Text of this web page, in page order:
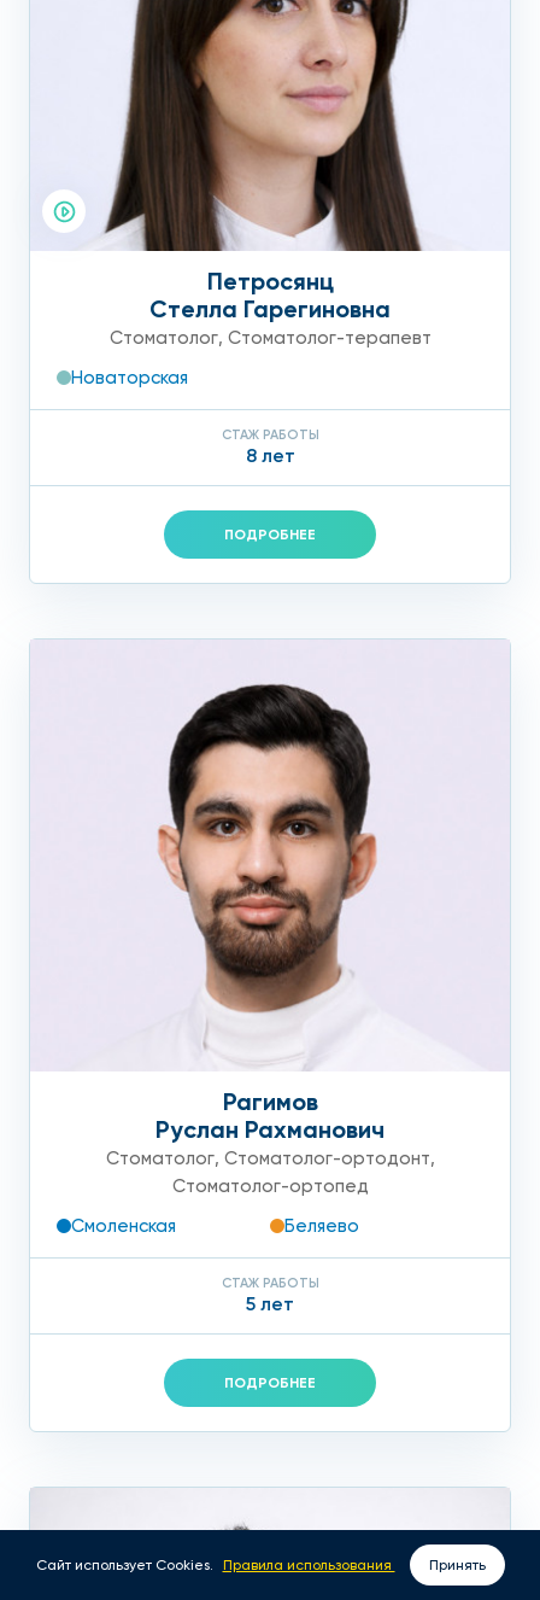
Петросянц
Стелла Гарегиновна
Стоматолог, Стоматолог-терапевт
Новаторская
СТАЖ РАБОТЫ
8 лет
ПОДРОБНЕЕ
Рагимов
Руслан Рахманович
Стоматолог, Стоматолог-ортодонт,
Стоматолог-ортопед
Смоленская
Беляево
СТАЖ РАБОТЫ
5 лет
ПОДРОБНЕЕ
Сайт использует Cookies. Правила использования Принять
ВЫЗОВ ВРАЧА НА ДОМ ЗАПИСАТЬСЯ ОНЛАЙН